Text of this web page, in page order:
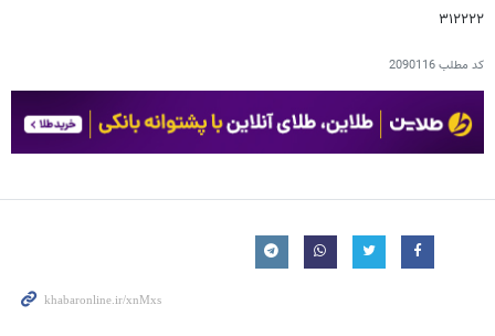
۳۱۲۲۲۲
کد مطلب2090116